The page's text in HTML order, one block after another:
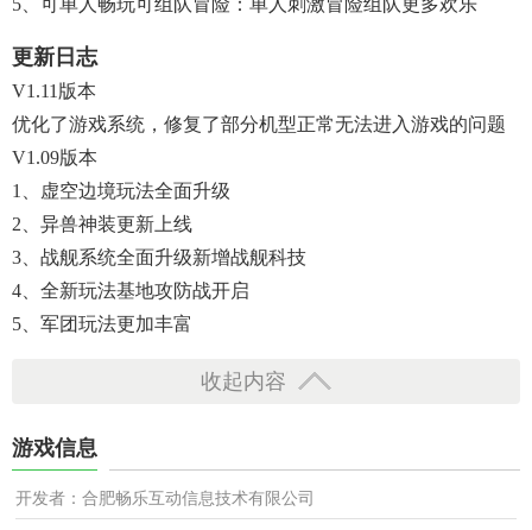
5、可单人畅玩可组队冒险：单人刺激冒险组队更多欢乐
更新日志
V1.11版本
优化了游戏系统，修复了部分机型正常无法进入游戏的问题
V1.09版本
1、虚空边境玩法全面升级
2、异兽神装更新上线
3、战舰系统全面升级新增战舰科技
4、全新玩法基地攻防战开启
5、军团玩法更加丰富
收起内容
游戏信息
开发者：合肥畅乐互动信息技术有限公司